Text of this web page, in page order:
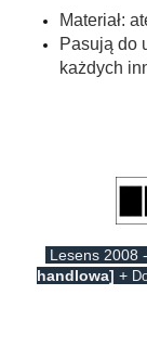
Materiał:
Pasują do
każdych
Lesens 2008 -
handlowa] +